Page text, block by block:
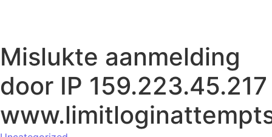
Mislukte aanmelding
door IP 159.223.45.217